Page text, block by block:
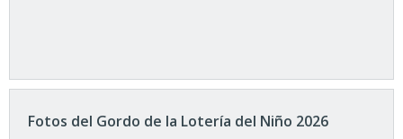
Fotos del Gordo de la Lotería del Niño 2026